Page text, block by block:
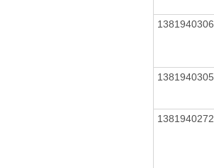
1381940306
1381940305
1381940272